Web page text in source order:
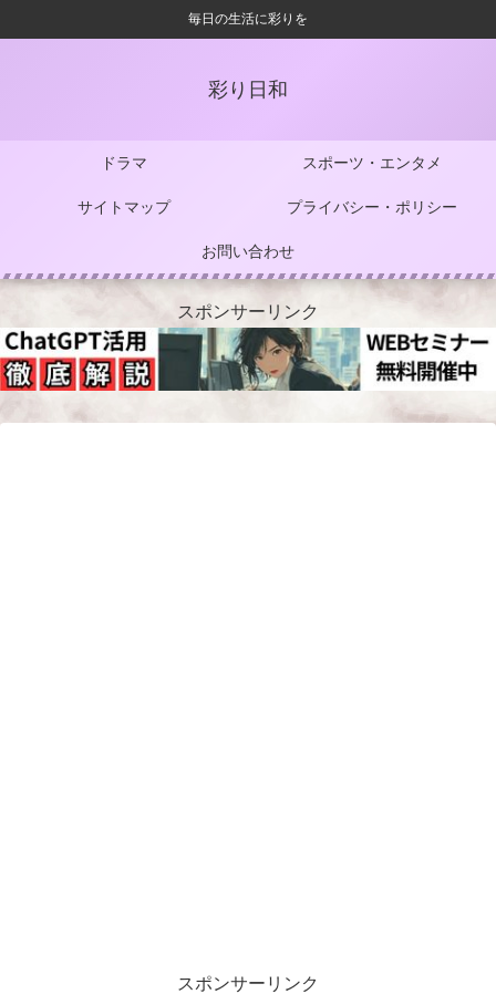
毎日の生活に彩りを
彩り日和
ドラマ スポーツ・エンタメ
サイトマップ プライバシー・ポリシー
お問い合わせ
スポンサーリンク
スポンサーリンク